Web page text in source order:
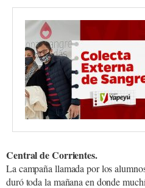
Central de Corrientes.
La campaña llamada por los
duró toda la mañana en donde